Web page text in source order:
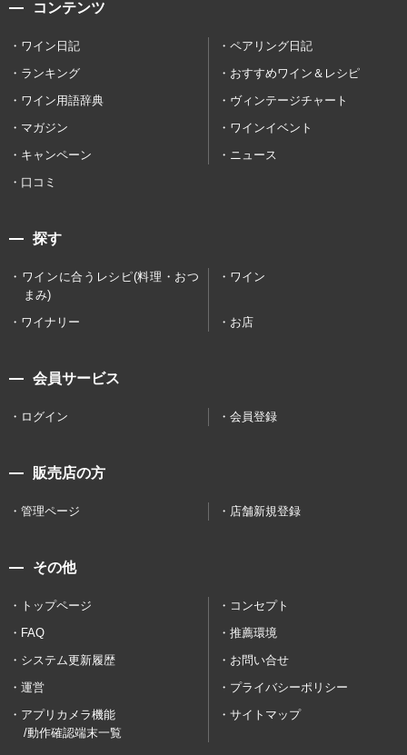
コンテンツ
ワイン日記
ペアリング日記
ランキング
おすすめワイン＆レシピ
ワイン用語辞典
ヴィンテージチャート
マガジン
ワインイベント
キャンペーン
ニュース
口コミ
探す
ワインに合うレシピ(料理・おつ
まみ)
ワイン
ワイナリー お店
会員サービス
ログイン 会員登録
販売店の方
管理ページ 店舗新規登録
その他
トップページ
コンセプト
FAQ
推薦環境
システム更新履歴
お問い合せ
運営
プライバシーポリシー
アプリカメラ機能
/動作確認端末一覧
サイトマップ